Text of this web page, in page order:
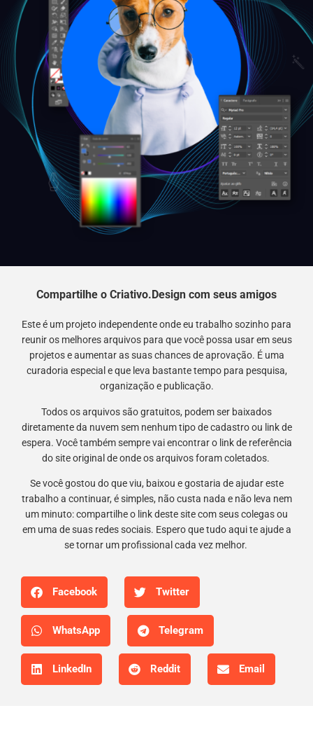
Compartilhe o Criativo.Design com seus amigos
Este é um projeto independente onde eu trabalho sozinho para
reunir os melhores arquivos para que você possa usar em seus
projetos e aumentar as suas chances de aprovação. É uma
curadoria especial e que leva bastante tempo para pesquisa,
organização e publicação.
Todos os arquivos são gratuitos, podem ser baixados
diretamente da nuvem sem nenhum tipo de cadastro ou link de
espera. Você também sempre vai encontrar o link de referência
do site original de onde os arquivos foram coletados.
Se você gostou do que viu, baixou e gostaria de ajudar este
trabalho a continuar, é simples, não custa nada e não leva nem
um minuto: compartilhe o link deste site com seus colegas ou
em uma de suas redes sociais. Espero que tudo aqui te ajude a
se tornar um profissional cada vez melhor.
Facebook Twitter
WhatsApp Telegram
LinkedIn Reddit Email